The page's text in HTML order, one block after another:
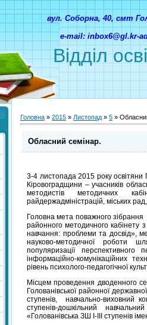
Відділ
вул. Соборна, 40, смт
e-mail: inbox6@gl.kr-
Головна » 2015 » Листопад » 5 »
Обласний семінар.
3-4 листопада 2015 року освітяни
Кіровоградщини – учасників
методистів методичних
райдержадміністрацій, міських
Головна мета поважного
районного методичного кабінету
навчання: проблеми та досвід»,
науково-методичної роботи
популяризації перспективного
інформаційно-комунікаційних
рівень психолого-педагогічної
Місцем проведення дводенного
Голованівської районної
ступенів, навчально-виховний
ступенів-дошкільний
«Голованівська ЗШ І-ІІІ ступенів